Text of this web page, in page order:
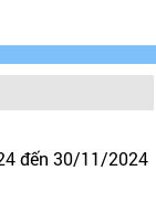
đến 30/11/2024